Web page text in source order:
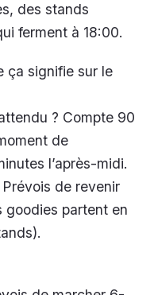
des stands
ferment à 18:00.
ça signifie sur le
? Compte 90
de
l’après-midi.
de revenir
goodies partent en